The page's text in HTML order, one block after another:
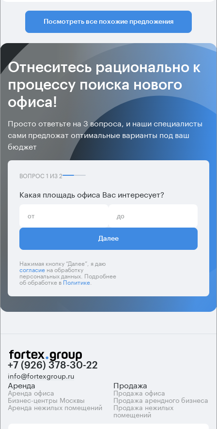
Посмотреть все похожие предложения
Отнеситесь рационально к
процессу поиска нового
офиса!
Просто ответьте на 3 вопроса, и наши специалисты
сами предложат оптимальные варианты под ваш
бюджет
ВОПРОС 1 ИЗ2
Какая площадь офиса Вас интересует?
Далее
Нажимая кнопку “Далее”, я даю
согласие на обработку
персональных данных. Подробнее
об обработке в Политике
+7 (926) 378-30-22
info@fortexgroup.ru
Аренда
Аренда офиса
Бизнес-центры Москвы
Аренда нежилых помещений
Продажа
Продажа офиса
Продажа арендного бизнеса
Продажа нежилых
помещений